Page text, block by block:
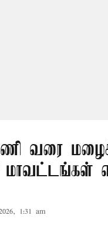
வரை
மாவட்டங்கள்
1:31 am